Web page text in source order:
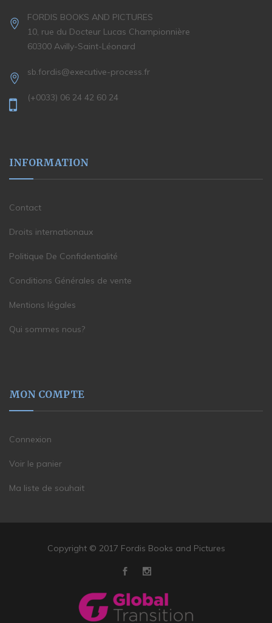
FORDIS BOOKS AND PICTURES
10, rue du Docteur Lucas Championnière
60300 Avilly-Saint-Léonard
sb.fordis@executive-process.fr
(+0033) 06 24 42 60 24
INFORMATION
Contact
Droits internationaux
Politique De Confidentialité
Conditions Générales de vente
Mentions légales
Qui sommes nous?
MON COMPTE
Connexion
Voir le panier
Ma liste de souhait
Copyright © 2017 Fordis Books and Pictures